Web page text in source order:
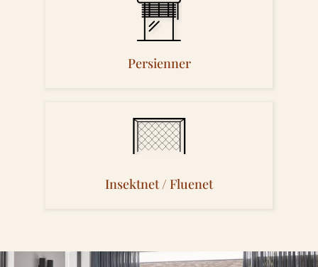
Persienner
Insektnet / Fluenet